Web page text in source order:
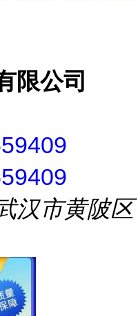
限公司
汉市黄陂区